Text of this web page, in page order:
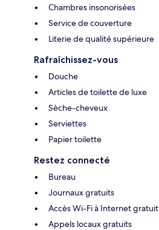
Chambres insonorisées
Service de couverture
Literie de qualité supérieure
Rafraîchissez-vous
Douche
Articles de toilette de luxe
Sèche-cheveux
Serviettes
Papier toilette
Restez connecté
Bureau
Journaux gratuits
Accès Wi-Fi à Internet gratuit
Appels locaux gratuits